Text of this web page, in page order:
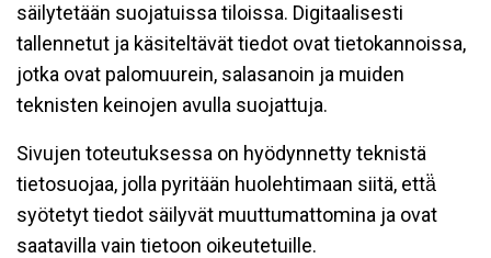
säilytetään suojatuissa tiloissa. Digitaalisesti
tallennetut ja käsiteltävät tiedot ovat tietokannoissa,
jotka ovat palomuurein, salasanoin ja muiden
teknisten keinojen avulla suojattuja.
Sivujen toteutuksessa on hyödynnetty teknistä
tietosuojaa, jolla pyritään huolehtimaan siitä, että̈
syötetyt tiedot säilyvät muuttumattomina ja ovat
saatavilla vain tietoon oikeutetuille.